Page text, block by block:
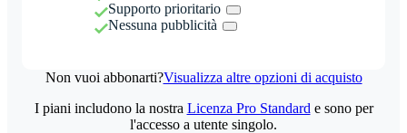
Supporto prioritario
Nessuna pubblicità
Non vuoi abbonarti?Visualizza altre opzioni di acquisto
I piani includono la nostra Licenza Pro Standard e sono per
l'accesso a utente singolo.